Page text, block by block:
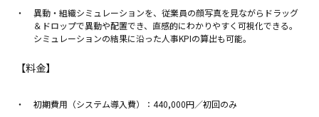
異動・組織シミュレーションを、従業員の顔写真を見ながらドラッグ
＆ドロップで異動や配置でき、直感的にわかりやすく可視化できる。
シミュレーションの結果に沿った人事KPIの算出も可能。
【料金】
初期費用（システム導入費）：440,000円／初回のみ